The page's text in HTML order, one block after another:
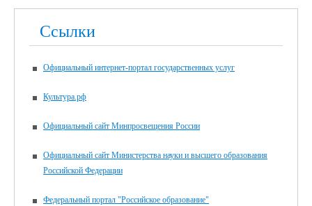
Ссылки
Официальный интернет-портал государственных услуг
Культура.рф
Официальный сайт Минпросвещения России
Официальный сайт Министерства науки и высшего образования
Российской Федерации
Федеральный портал "Российское образование"